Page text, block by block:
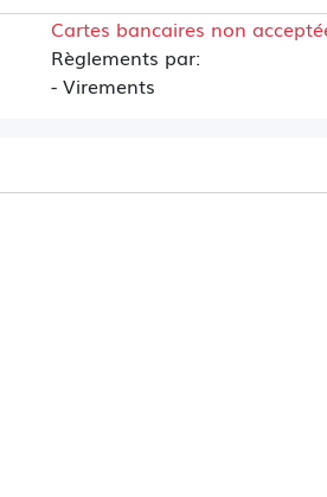
Cartes bancaires non
Règlements par:
- Virements